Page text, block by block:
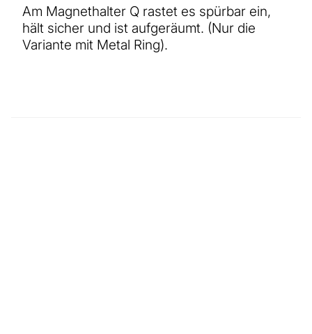
Am Magnethalter Q rastet es spürbar ein,
hält sicher und ist aufgeräumt. (Nur die
Variante mit Metal Ring).